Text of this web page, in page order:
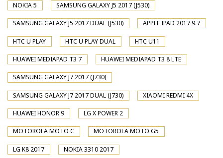
NOKIA 5 SAMSUNG GALAXY J5 2017 (J530)
SAMSUNG GALAXY J5 2017 DUAL (J530) APPLE IPAD 2017 9.7
HTC U PLAY HTC U PLAY DUAL HTC U11
HUAWEI MEDIAPAD T3 7 HUAWEI MEDIAPAD T3 8 LTE
SAMSUNG GALAXY J7 2017 (J730)
SAMSUNG GALAXY J7 2017 DUAL (J730) XIAOMI REDMI 4X
HUAWEI HONOR 9 LG X POWER 2
MOTOROLA MOTO C MOTOROLA MOTO G5
LG K8 2017 NOKIA 3310 2017